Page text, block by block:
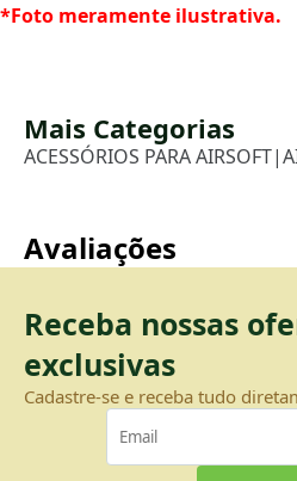
*Foto meramente ilustrativa.
Mais Categorias
ACESSÓRIOS PARA AIRSOFT|
Avaliações
Receba nossas
exclusivas
Cadastre-se e receba tudo